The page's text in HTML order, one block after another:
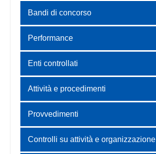
Bandi di concorso
Performance
Enti controllati
Attività e procedimenti
Provvedimenti
Controlli su attività e organizzazione